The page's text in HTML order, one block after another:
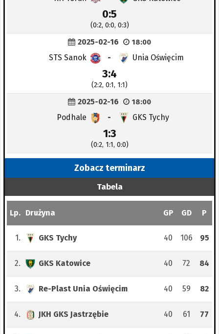
0:5
(0:2, 0:0, 0:3)
2025-02-16 18:00
STS Sanok - Unia Oświęcim
3:4
(2:2, 0:1, 1:1)
2025-02-16 18:00
Podhale - GKS Tychy
1:3
(0:2, 1:1, 0:0)
Zobacz terminarz
Tabela
Lp. Drużyna GP GD P
1. GKS Tychy 40 106 95
2. GKS Katowice 40 72 84
3. Re-Plast Unia Oświęcim 40 59 82
4. JKH GKS Jastrzębie 40 61 77